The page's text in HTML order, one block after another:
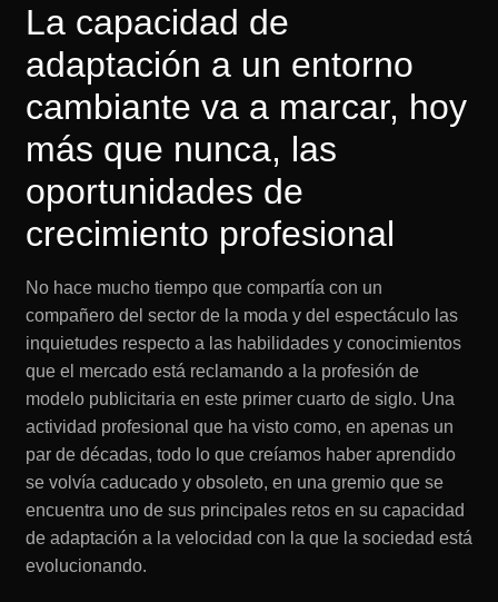
La capacidad de
adaptación a un entorno
cambiante va a marcar, hoy
más que nunca, las
oportunidades de
crecimiento profesional
No hace mucho tiempo que compartía con un
compañero del sector de la moda y del espectáculo las
inquietudes respecto a las habilidades y conocimientos
que el mercado está reclamando a la profesión de
modelo publicitaria en este primer cuarto de siglo. Una
actividad profesional que ha visto como, en apenas un
par de décadas, todo lo que creíamos haber aprendido
se volvía caducado y obsoleto, en una gremio que se
encuentra uno de sus principales retos en su capacidad
de adaptación a la velocidad con la que la sociedad está
evolucionando.